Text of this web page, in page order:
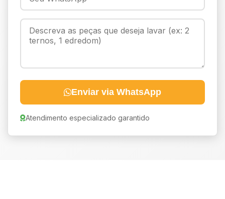
Enviar via WhatsApp
Atendimento especializado garantido